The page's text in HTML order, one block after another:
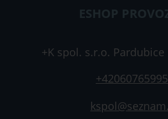
ESHOP
+K spol. s.r.o. Pardubice